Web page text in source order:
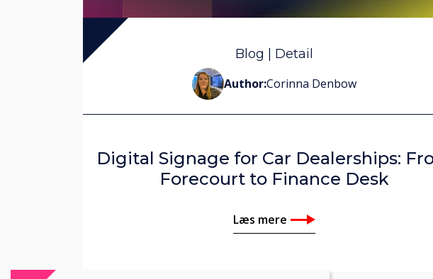
Nick Barker
John Ginty
Corinna Denbow
Blog | Detail
Author:Corinna Denbow
Digital Signage for Car Dealerships:
Forecourt to Finance Desk
Læs mere